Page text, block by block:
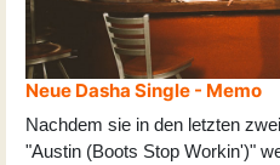
Neue Dasha Single - Memo
Nachdem sie in den letzten
"Austin (Boots Stop Workin')"